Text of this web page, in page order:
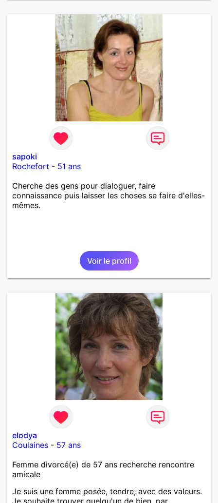
sapoki
Rochefort - 51 ans
Cherche des gens pour dialoguer, faire
connaissance puis laisser les choses se faire d'elles-
mêmes.
Voir le profil
elodya
Coulaines - 57 ans
Femme divorcé(e) de 57 ans recherche rencontre
amicale
Je suis une femme posée, tendre, avec des valeurs.
Je souhaite trouver quelqu'un de bien, par